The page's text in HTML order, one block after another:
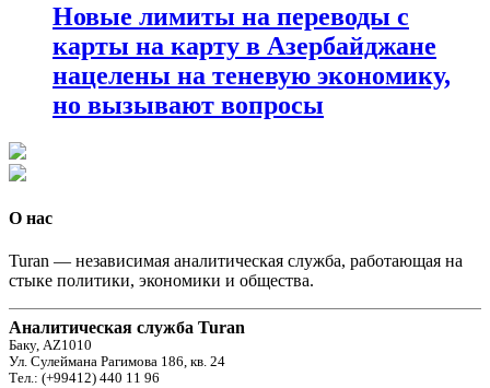
Новые лимиты на переводы с
карты на карту в Азербайджане
нацелены на теневую экономику,
но вызывают вопросы
О нас
Turan — независимая аналитическая служба, работающая на
стыке политики, экономики и общества.
Аналитическая служба Turan
Баку, AZ1010
Ул. Сулеймана Рагимова 186, кв. 24
Тел.: (+99412) 440 11 96